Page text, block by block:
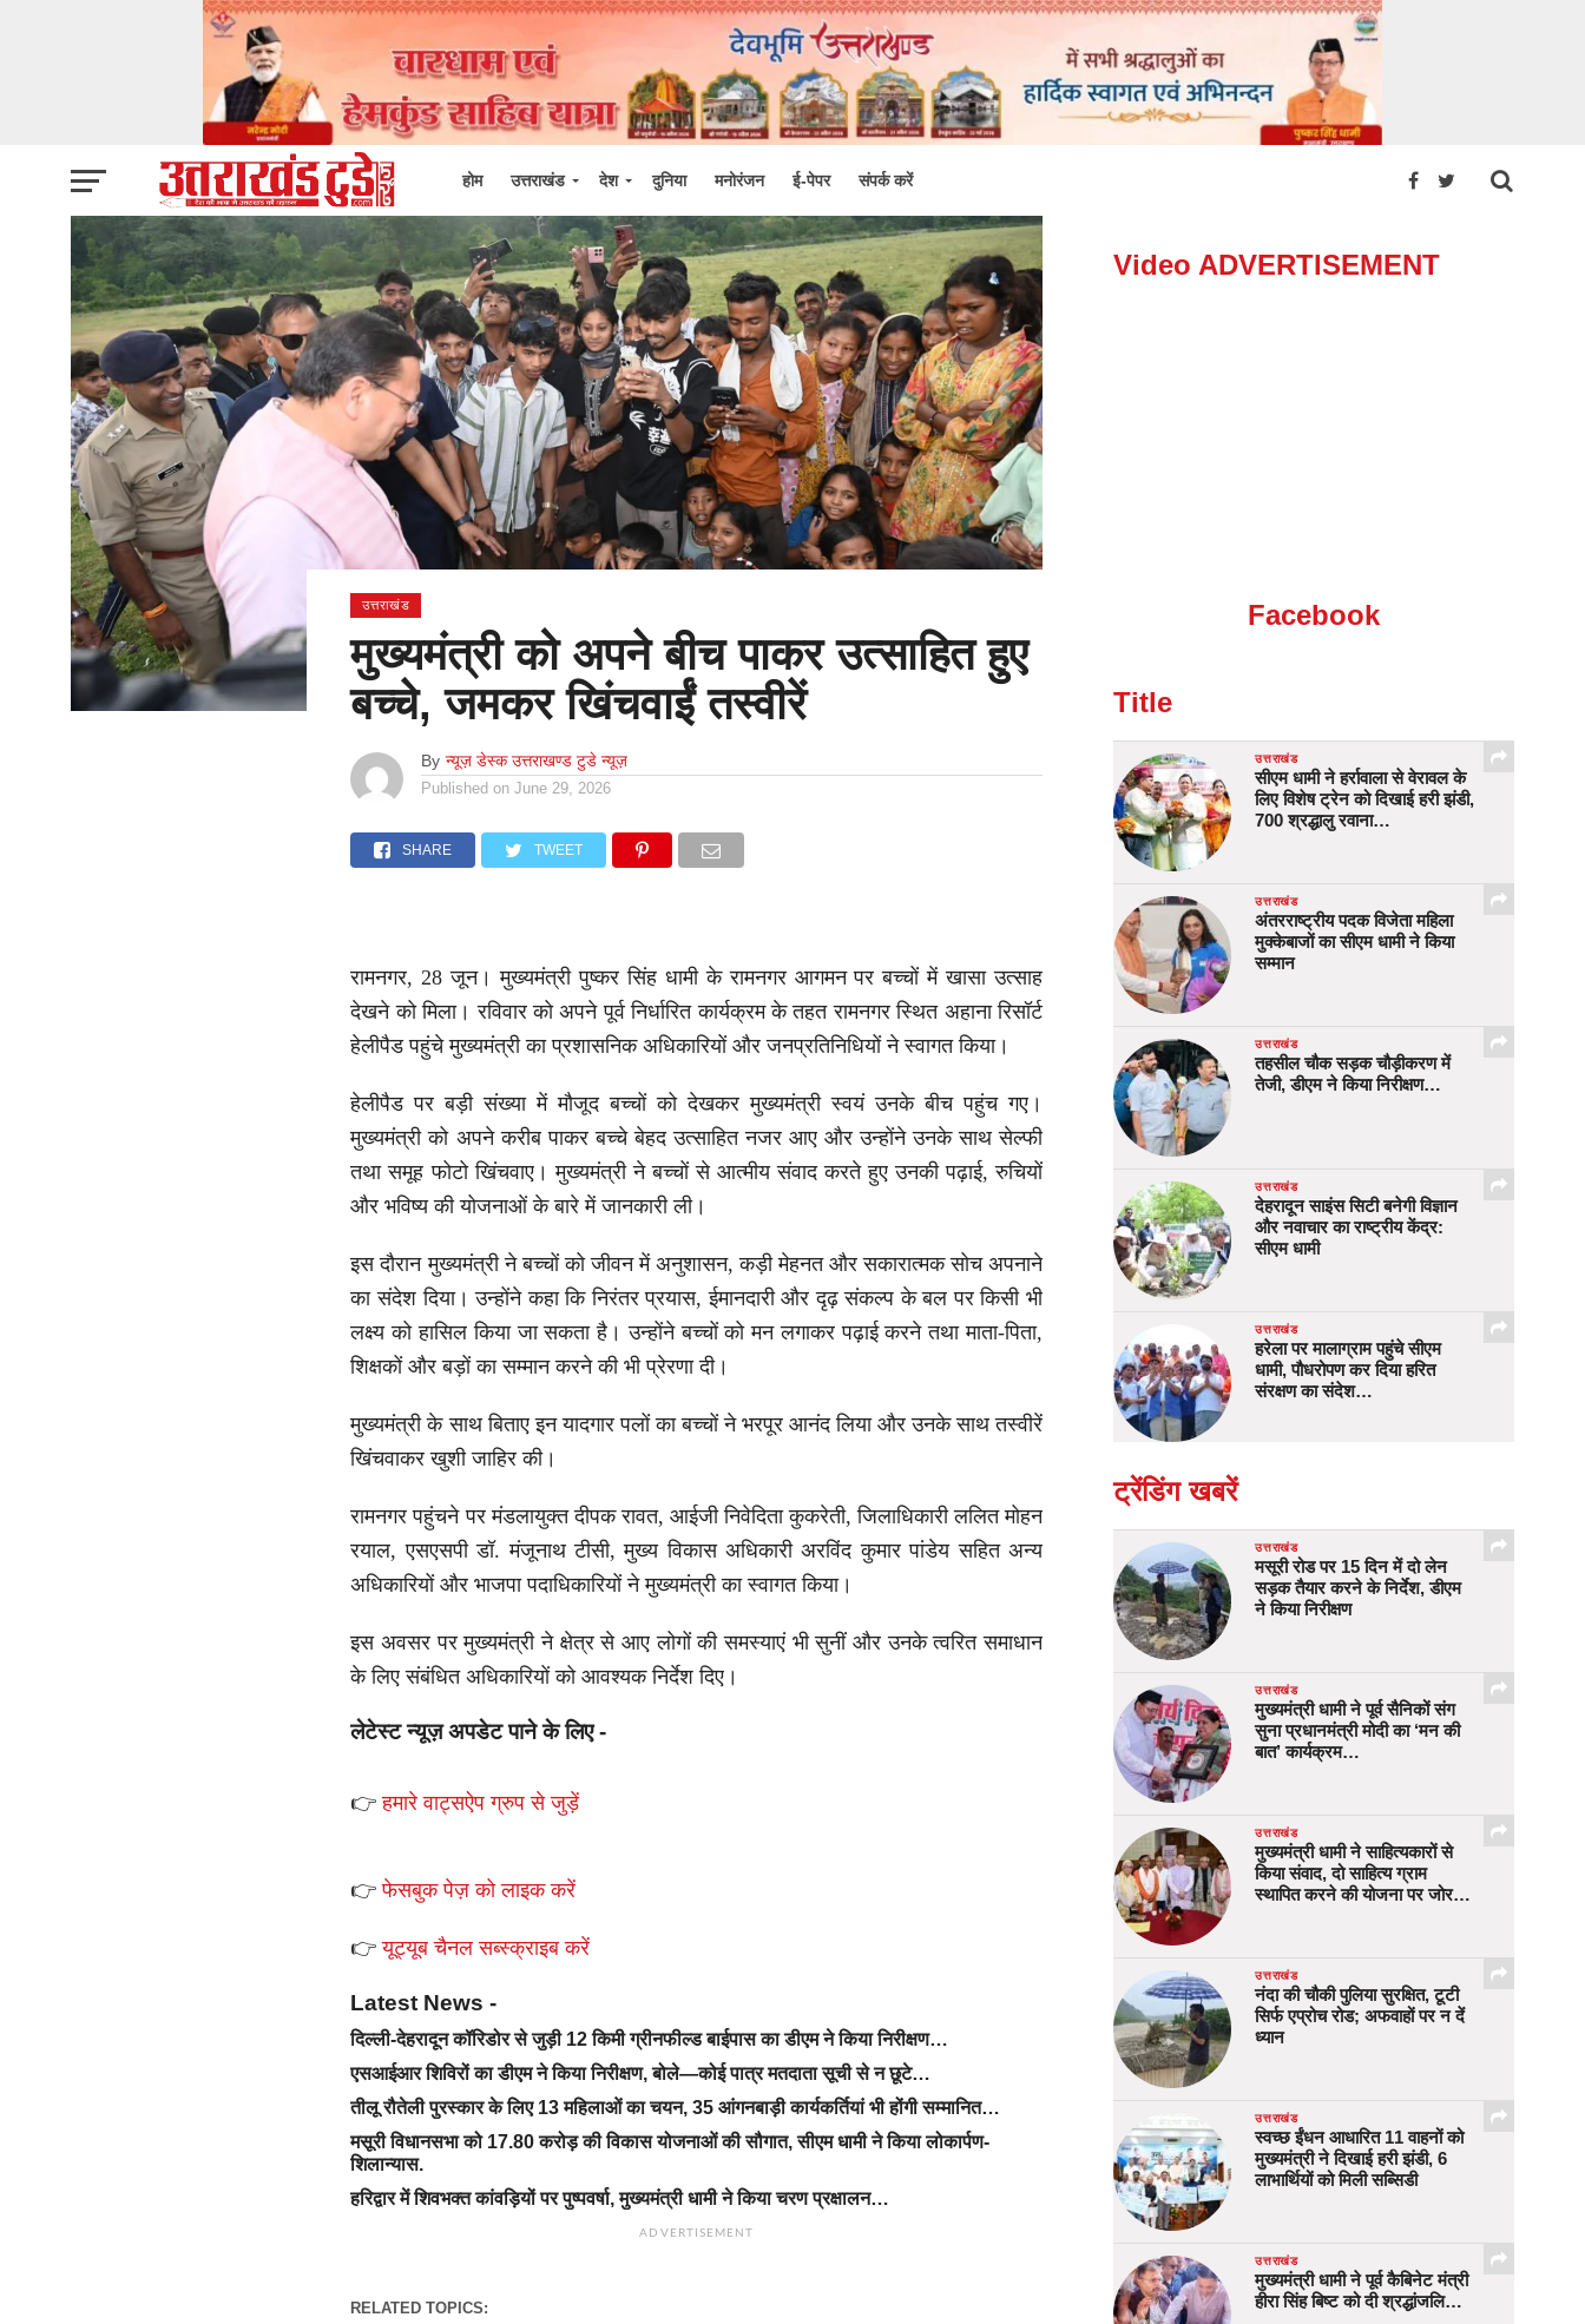
होम उत्तराखंड देश दुनिया मनोरंजन ई-पेपर संपर्क करें
उत्तराखंड
मुख्यमंत्री को अपने बीच पाकर उत्साहित हुए
बच्चे, जमकर खिंचवाईं तस्वीरें
By न्यूज़ डेस्क उत्तराखण्ड टुडे न्यूज़
Published on June 29, 2026
SHARE TWEET
रामनगर, 28 जून। मुख्यमंत्री पुष्कर सिंह धामी के रामनगर आगमन पर बच्चों में खासा उत्साह
देखने को मिला। रविवार को अपने पूर्व निर्धारित कार्यक्रम के तहत रामनगर स्थित अहाना रिसॉर्ट
हेलीपैड पहुंचे मुख्यमंत्री का प्रशासनिक अधिकारियों और जनप्रतिनिधियों ने स्वागत किया।
हेलीपैड पर बड़ी संख्या में मौजूद बच्चों को देखकर मुख्यमंत्री स्वयं उनके बीच पहुंच गए।
मुख्यमंत्री को अपने करीब पाकर बच्चे बेहद उत्साहित नजर आए और उन्होंने उनके साथ सेल्फी
तथा समूह फोटो खिंचवाए। मुख्यमंत्री ने बच्चों से आत्मीय संवाद करते हुए उनकी पढ़ाई, रुचियों
और भविष्य की योजनाओं के बारे में जानकारी ली।
इस दौरान मुख्यमंत्री ने बच्चों को जीवन में अनुशासन, कड़ी मेहनत और सकारात्मक सोच अपनाने
का संदेश दिया। उन्होंने कहा कि निरंतर प्रयास, ईमानदारी और दृढ़ संकल्प के बल पर किसी भी
लक्ष्य को हासिल किया जा सकता है। उन्होंने बच्चों को मन लगाकर पढ़ाई करने तथा माता-पिता,
शिक्षकों और बड़ों का सम्मान करने की भी प्रेरणा दी।
मुख्यमंत्री के साथ बिताए इन यादगार पलों का बच्चों ने भरपूर आनंद लिया और उनके साथ तस्वीरें
खिंचवाकर खुशी जाहिर की।
रामनगर पहुंचने पर मंडलायुक्त दीपक रावत, आईजी निवेदिता कुकरेती, जिलाधिकारी ललित मोहन
रयाल, एसएसपी डॉ. मंजूनाथ टीसी, मुख्य विकास अधिकारी अरविंद कुमार पांडेय सहित अन्य
अधिकारियों और भाजपा पदाधिकारियों ने मुख्यमंत्री का स्वागत किया।
इस अवसर पर मुख्यमंत्री ने क्षेत्र से आए लोगों की समस्याएं भी सुनीं और उनके त्वरित समाधान
के लिए संबंधित अधिकारियों को आवश्यक निर्देश दिए।
लेटेस्ट न्यूज़ अपडेट पाने के लिए -
👉हमारे वाट्सऐप ग्रुप से जुड़ें
👉फेसबुक पेज़ को लाइक करें
👉यूट्यूब चैनल सब्स्क्राइब करें
Latest News -
दिल्ली-देहरादून कॉरिडोर से जुड़ी 12 किमी ग्रीनफील्ड बाईपास का डीएम ने किया निरीक्षण…
एसआईआर शिविरों का डीएम ने किया निरीक्षण, बोले—कोई पात्र मतदाता सूची से न छूटे…
तीलू रौतेली पुरस्कार के लिए 13 महिलाओं का चयन, 35 आंगनबाड़ी कार्यकर्तियां भी होंगी सम्मानित…
मसूरी विधानसभा को 17.80 करोड़ की विकास योजनाओं की सौगात, सीएम धामी ने किया लोकार्पण-
शिलान्यास.
हरिद्वार में शिवभक्त कांवड़ियों पर पुष्पवर्षा, मुख्यमंत्री धामी ने किया चरण प्रक्षालन…
ADVERTISEMENT
RELATED TOPICS:
Video ADVERTISEMENT
Facebook
Title
उत्तराखंड
सीएम धामी ने हर्रावाला से वेरावल के
लिए विशेष ट्रेन को दिखाई हरी झंडी,
700 श्रद्धालु रवाना…
उत्तराखंड
अंतरराष्ट्रीय पदक विजेता महिला
मुक्केबाजों का सीएम धामी ने किया
सम्मान
उत्तराखंड
तहसील चौक सड़क चौड़ीकरण में
तेजी, डीएम ने किया निरीक्षण…
उत्तराखंड
देहरादून साइंस सिटी बनेगी विज्ञान
और नवाचार का राष्ट्रीय केंद्र:
सीएम धामी
उत्तराखंड
हरेला पर मालाग्राम पहुंचे सीएम
धामी, पौधरोपण कर दिया हरित
संरक्षण का संदेश…
ट्रेंडिंग खबरें
उत्तराखंड
मसूरी रोड पर 15 दिन में दो लेन
सड़क तैयार करने के निर्देश, डीएम
ने किया निरीक्षण
उत्तराखंड
मुख्यमंत्री धामी ने पूर्व सैनिकों संग
सुना प्रधानमंत्री मोदी का ‘मन की
बात’ कार्यक्रम…
उत्तराखंड
मुख्यमंत्री धामी ने साहित्यकारों से
किया संवाद, दो साहित्य ग्राम
स्थापित करने की योजना पर जोर…
उत्तराखंड
नंदा की चौकी पुलिया सुरक्षित, टूटी
सिर्फ एप्रोच रोड; अफवाहों पर न दें
ध्यान
उत्तराखंड
स्वच्छ ईंधन आधारित 11 वाहनों को
मुख्यमंत्री ने दिखाई हरी झंडी, 6
लाभार्थियों को मिली सब्सिडी
उत्तराखंड
मुख्यमंत्री धामी ने पूर्व कैबिनेट मंत्री
हीरा सिंह बिष्ट को दी श्रद्धांजलि…